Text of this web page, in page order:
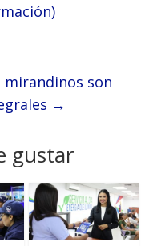
son
→
gustar